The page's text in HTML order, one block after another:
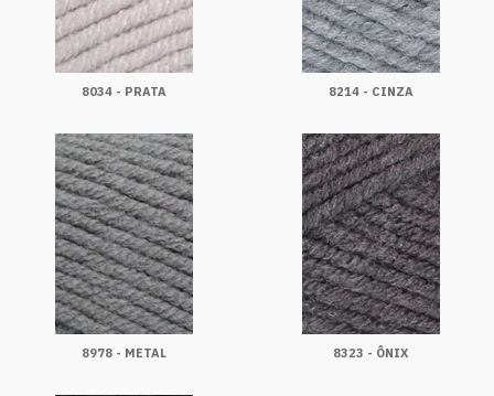
8034 - PRATA 8214 - CINZA
8978 - METAL 8323 - ÔNIX